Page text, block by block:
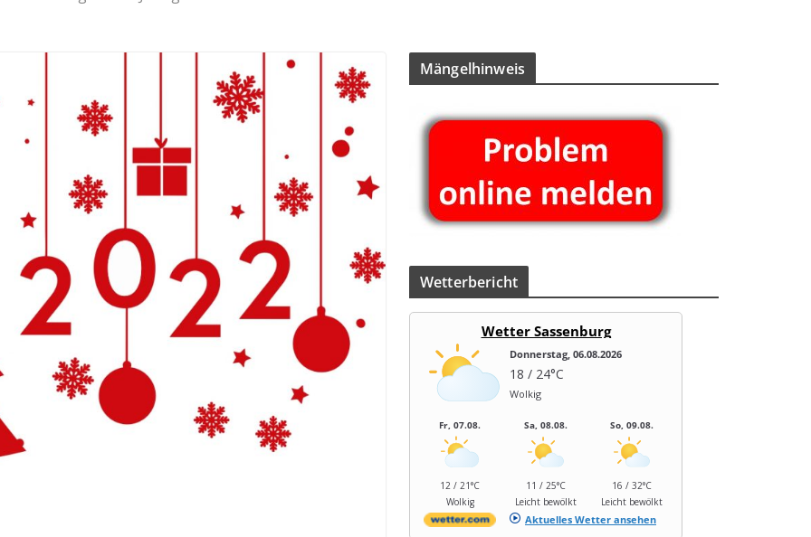
Män­gel­hin­weis
Wet­ter­be­richt
Wetter Sassenburg
Donnerstag, 06.08.2026
18 / 24°C
Wolkig
Fr, 07.08.
12 / 21°C
Wolkig
Sa, 08.08.
11 / 25°C
Leicht bewölkt
So, 09.08.
16 / 32°C
Leicht bewölkt
Aktuelles Wetter ansehen